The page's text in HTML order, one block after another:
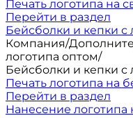
Печать логотипа на
Перейти в раздел
Бейсболки и кепки с
Компания/
логотипа оптом/
Бейсболки и кепки с
Печать логотипа на
Перейти в раздел
Нанесение